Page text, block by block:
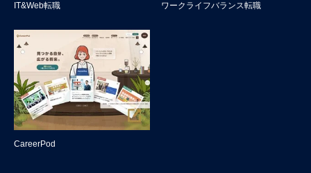
IT&Web転職 ワークライフバランス転職
CareerPod